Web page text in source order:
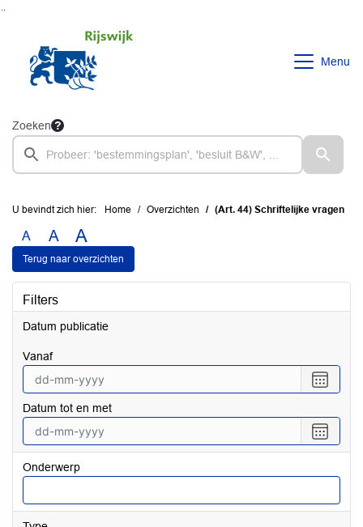
Menu
Zoeken
U bevindt zich hier: Home Overzichten (Art. 44) Schriftelijke vragen
A A A
Terug naar overzichten
Filters
Datum publicatie
vanaf
een
vanaf
Datum tot en met
een
tot
met
Onderwerp